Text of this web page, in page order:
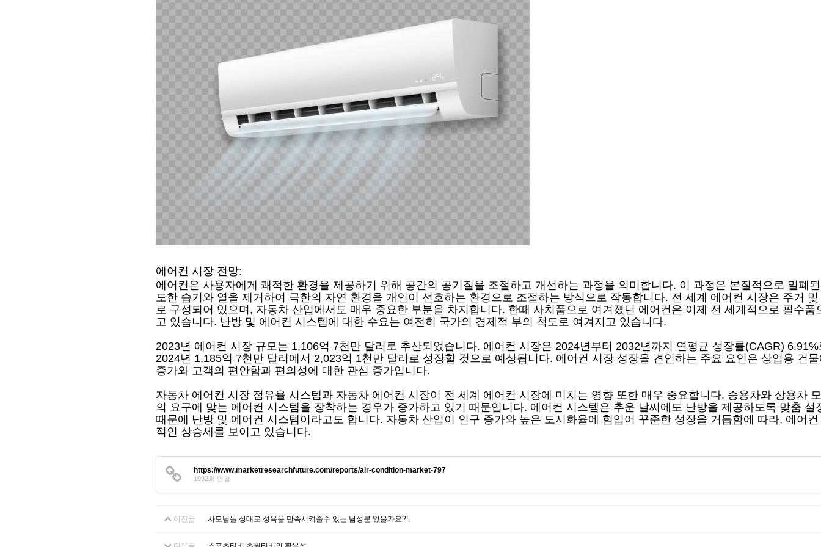
​에어컨 시장 전망:
에어컨은 사용자에게 쾌적한 환경을 제공하기 위해 공간의 공기질을 조절하고 개선하는 과정을 의미합니다. 이 과정은 본질적으로 밀폐
도한 습기와 열을 제거하여 극한의 자연 환경을 개인이 선호하는 환경으로 조절하는 방식으로 작동합니다. 전 세계 에어컨 시장은 주거
로 구성되어 있으며, 자동차 산업에서도 매우 중요한 부분을 차지합니다. 한때 사치품으로 여겨졌던 에어컨은 이제 전 세계적으로 필수품
고 있습니다. 난방 및 에어컨 시스템에 대한 수요는 여전히 국가의 경제적 부의 척도로 여겨지고 있습니다.
2023년 에어컨 시장 규모는 1,106억 7천만 달러로 추산되었습니다. 에어컨 시장은 2024년부터 2032년까지 연평균 성장률(CAGR)
2024년 1,185억 7천만 달러에서 2,023억 1천만 달러로 성장할 것으로 예상됩니다. 에어컨 시장 성장을 견인하는 주요 요인은 상업용 건
증가와 고객의 편안함과 편의성에 대한 관심 증가입니다.
자동차 에어컨 시장 점유율 시스템과 자동차 에어컨 시장이 전 세계 에어컨 시장에 미치는 영향 또한 매우 중요합니다. 승용차와 상용차
의 요구에 맞는 에어컨 시스템을 장착하는 경우가 증가하고 있기 때문입니다. 에어컨 시스템은 추운 날씨에도 난방을 제공하도록 맞춤 설
때문에 난방 및 에어컨 시스템이라고도 합니다. 자동차 산업이 인구 증가와 높은 도시화율에 힘입어 꾸준한 성장을 거듭함에 따라, 에어
적인 상승세를 보이고 있습니다.
https://www.marketresearchfuture.com/reports/air-condition-market-797
1992회 연결
이전글 사모님들 상대로 성욕을 만족시켜줄수 있는 남성분 없을가요?!